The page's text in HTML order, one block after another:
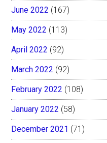
June 2022 (167)
May 2022 (113)
April 2022 (92)
March 2022 (92)
February 2022 (108)
January 2022 (58)
December 2021 (71)